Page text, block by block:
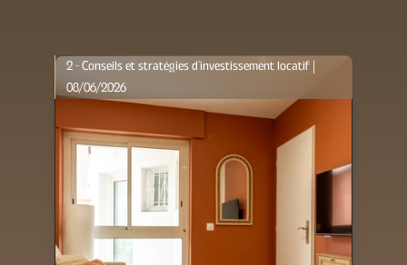
2 - Conseils et stratégies d’investissement locatif |
08/06/2026